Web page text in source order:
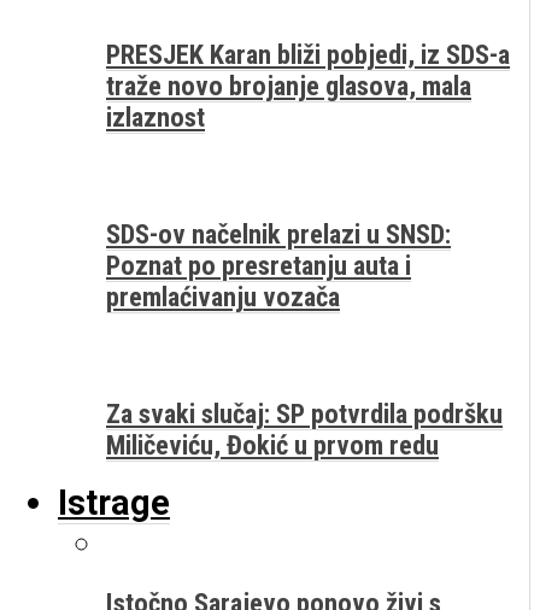
PRESJEK Karan bliži pobjedi, iz SDS-a
traže novo brojanje glasova, mala
izlaznost
SDS-ov načelnik prelazi u SNSD:
Poznat po presretanju auta i
premlaćivanju vozača
Za svaki slučaj: SP potvrdila podršku
Miličeviću, Đokić u prvom redu
Istrage
Istočno Sarajevo ponovo živi s